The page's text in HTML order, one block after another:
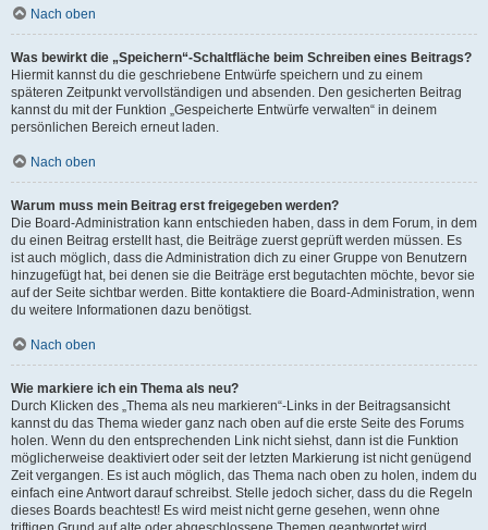
Nach oben
Was bewirkt die „Speichern“-Schaltfläche beim Schreiben eines Beitrags?
Hiermit kannst du die geschriebene Entwürfe speichern und zu einem
späteren Zeitpunkt vervollständigen und absenden. Den gesicherten Beitrag
kannst du mit der Funktion „Gespeicherte Entwürfe verwalten“ in deinem
persönlichen Bereich erneut laden.
Nach oben
Warum muss mein Beitrag erst freigegeben werden?
Die Board-Administration kann entschieden haben, dass in dem Forum, in dem
du einen Beitrag erstellt hast, die Beiträge zuerst geprüft werden müssen. Es
ist auch möglich, dass die Administration dich zu einer Gruppe von Benutzern
hinzugefügt hat, bei denen sie die Beiträge erst begutachten möchte, bevor sie
auf der Seite sichtbar werden. Bitte kontaktiere die Board-Administration, wenn
du weitere Informationen dazu benötigst.
Nach oben
Wie markiere ich ein Thema als neu?
Durch Klicken des „Thema als neu markieren“-Links in der Beitragsansicht
kannst du das Thema wieder ganz nach oben auf die erste Seite des Forums
holen. Wenn du den entsprechenden Link nicht siehst, dann ist die Funktion
möglicherweise deaktiviert oder seit der letzten Markierung ist nicht genügend
Zeit vergangen. Es ist auch möglich, das Thema nach oben zu holen, indem du
einfach eine Antwort darauf schreibst. Stelle jedoch sicher, dass du die Regeln
dieses Boards beachtest! Es wird meist nicht gerne gesehen, wenn ohne